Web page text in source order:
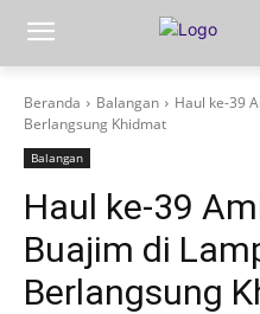
Beranda Balangan
Haul ke-39
Berlangsung Khidmat
Balangan
Haul ke-39
Buajim di
Berlangsung